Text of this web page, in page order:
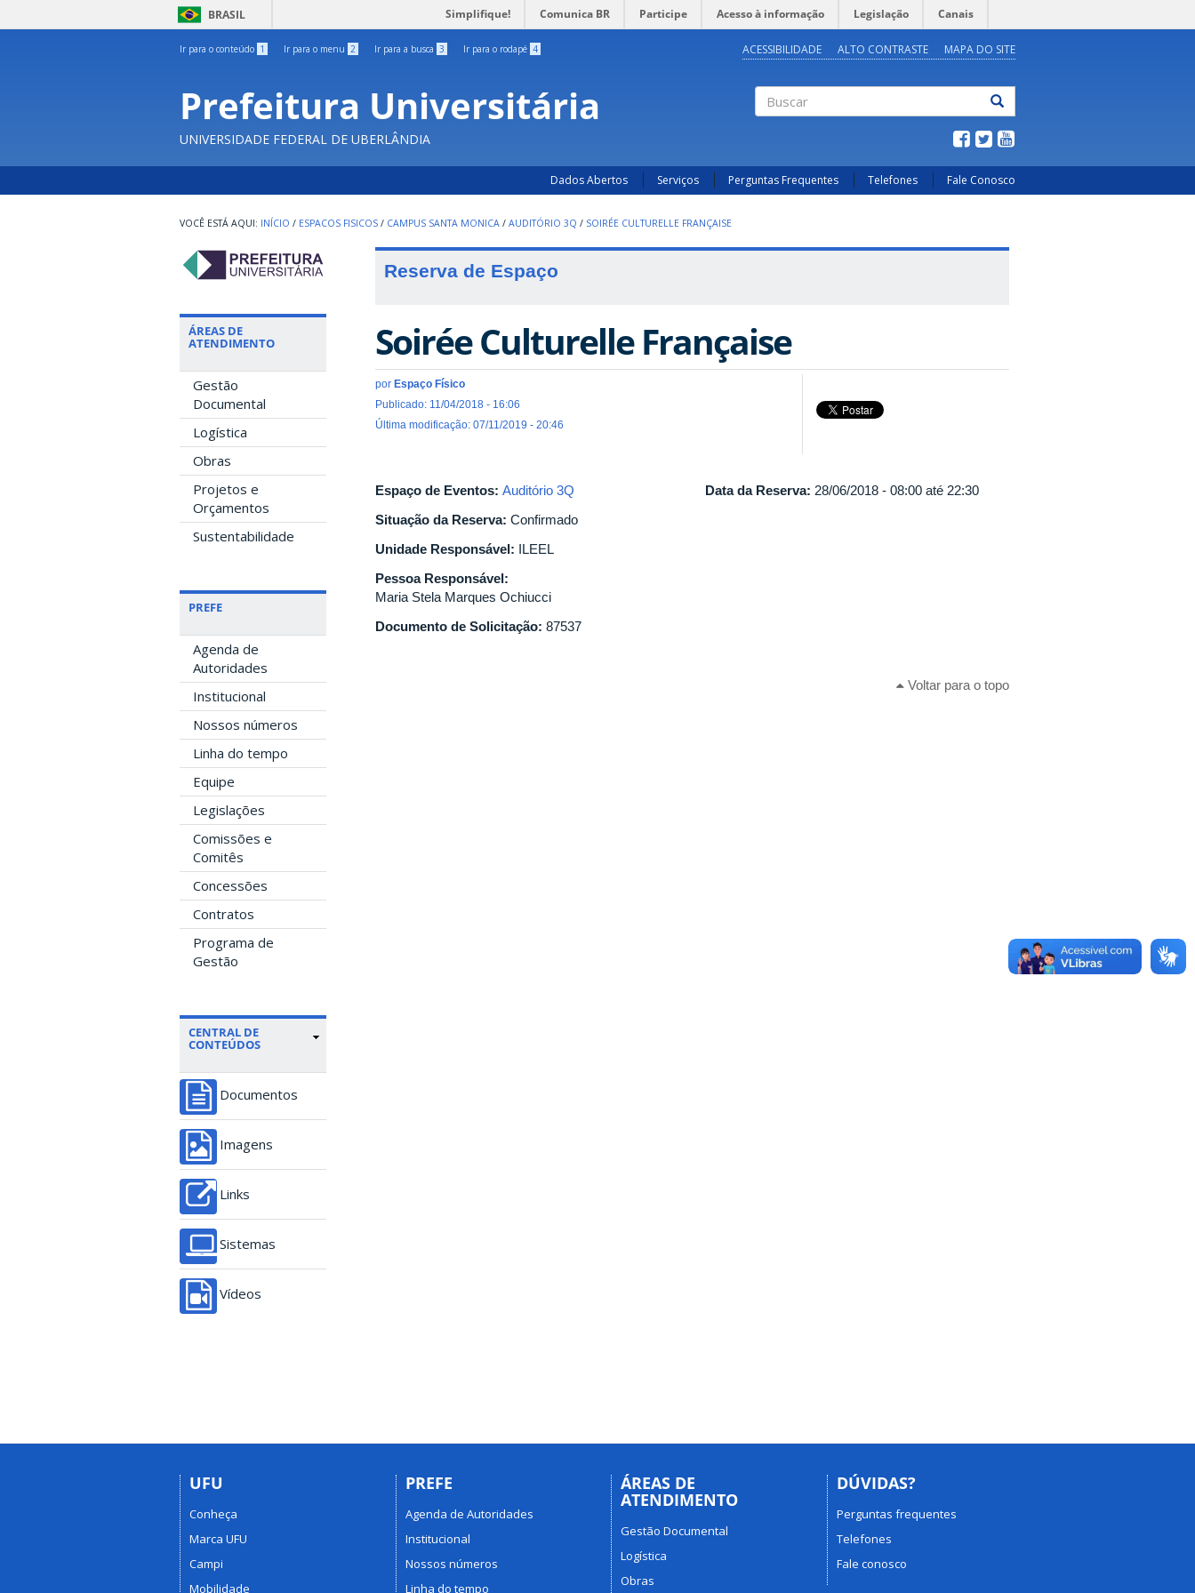
BRASIL Simplifique! Comunica BR Participe Acesso à informação Legislação Canais
Ir para o conteúdo 1 Ir para o menu 2 Ir para a busca 3 Ir para o rodapé 4 ACESSIBILIDADE ALTO CONTRASTE MAPA DO SITE
Prefeitura Universitária
UNIVERSIDADE FEDERAL DE UBERLÂNDIA
Dados Abertos Serviços Perguntas Frequentes Telefones Fale Conosco
INÍCIO / ESPACOS FISICOS / CAMPUS SANTA MONICA / AUDITÓRIO 3Q / SOIRÉE CULTURELLE FRANÇAISE
ÁREAS DE
ATENDIMENTO
Gestão
Documental
Logística
Obras
Projetos e
Orçamentos
Sustentabilidade
PREFE
Agenda de
Autoridades
Institucional
Nossos números
Linha do tempo
Equipe
Legislações
Comissões e
Comitês
Concessões
Contratos
Programa de
Gestão
CENTRAL DE
CONTEÚDOS
Documentos
Imagens
Links
Sistemas
Vídeos
Reserva de Espaço
Soirée Culturelle Française
por Espaço Físico
Publicado: 11/04/2018 - 16:06
Última modificação: 07/11/2019 - 20:46
Espaço de Eventos: Auditório 3Q
Situação da Reserva: Confirmado
Unidade Responsável: ILEEL
Pessoa Responsável:
Maria Stela Marques Ochiucci
Documento de Solicitação: 87537
Data da Reserva: 28/06/2018 -08:00 até 22:30
Voltar para o topo
UFU
Conheça
Marca UFU
Campi
Mobilidade
PREFE
Agenda de Autoridades
Institucional
Nossos números
Linha do tempo
ÁREAS DE
ATENDIMENTO
Gestão Documental
Logística
Obras
DÚVIDAS?
Perguntas frequentes
Telefones
Fale conosco